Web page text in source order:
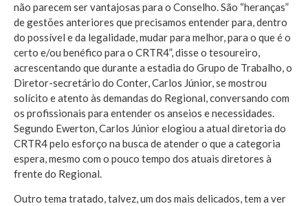
não parecem ser vantajosas para o Conselho. São “heranças”
de gestões anteriores que precisamos entender para, dentro
do possível e da legalidade, mudar para melhor, para o que é o
certo e/ou benéfico para o CRTR4”, disse o tesoureiro,
acrescentando que durante a estadia do Grupo de Trabalho, o
Diretor-secretário do Conter, Carlos Júnior, se mostrou
solícito e atento às demandas do Regional, conversando com
os profissionais para entender os anseios e necessidades.
Segundo Ewerton, Carlos Júnior elogiou a atual diretoria do
CRTR4 pelo esforço na busca de atender o que a categoria
espera, mesmo com o pouco tempo dos atuais diretores à
frente do Regional.
Outro tema tratado, talvez, um dos mais delicados, tem a ver